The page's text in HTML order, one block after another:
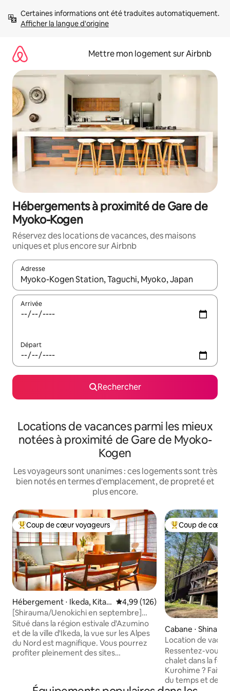
directement
Afficher la langue d'origine
Mettre mon logement sur Airbnb
Hébergements à proximité de Gare de
Myoko-Kogen
Réservez des locations de vacances, des maisons
uniques et plus encore sur Airbnb
Adresse
Lorsque les résultats s'affichent, utilisez les flèches vers le
Arrivée
Départ
Rechercher
Locations de vacances parmi les mieux
notées à proximité de Gare de Myoko-
Kogen
Les voyageurs sont unanimes : ces logements sont très
bien notés en termes d'emplacement, de propreté et
plus encore.
Coups de cœur voyageurs les plus appréciés
Coup de cœur voyageurs
Hébergement ⋅ Ikeda, Kitaa
zumi District
Évaluation moyenne sur la
4,99 (126)
[Shirauma/Uenokichi en septembre]
Location d'un logement entier pour 12
personnes maximum | 2 saunas
authentiques
Situé dans la région estivale d'Azumino
et de la ville d'Ikeda, la vue sur les Alpes
du Nord est magnifique. Vous pourrez
profiter pleinement des sites
alpine Tateyama Kurobe, Hakuba et
Coups de cœur
Coup de cœur
Cabane ⋅ Shinano
Location de
Ressentez-vous
chalet dans la
Kurohime ?
du temps et des